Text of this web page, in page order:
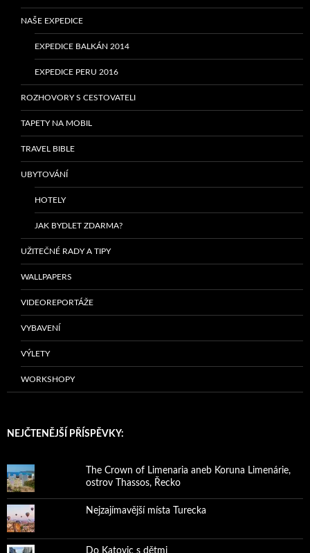
NAŠE EXPEDICE
EXPEDICE BALKÁN 2014
EXPEDICE PERU 2016
ROZHOVORY S CESTOVATELI
TAPETY NA MOBIL
TRAVEL BIBLE
UBYTOVÁNÍ
HOTELY
JAK BYDLET ZDARMA?
UŽITEČNÉ RADY A TIPY
WALLPAPERS
VIDEOREPORTÁŽE
VYBAVENÍ
VÝLETY
WORKSHOPY
NEJČTENĚJŠÍ PŘÍSPĚVKY:
The Crown of Limenaria aneb Koruna Limenárie,
ostrov Thassos, Řecko
Nejzajímavější místa Turecka
Do Katovic s dětmi